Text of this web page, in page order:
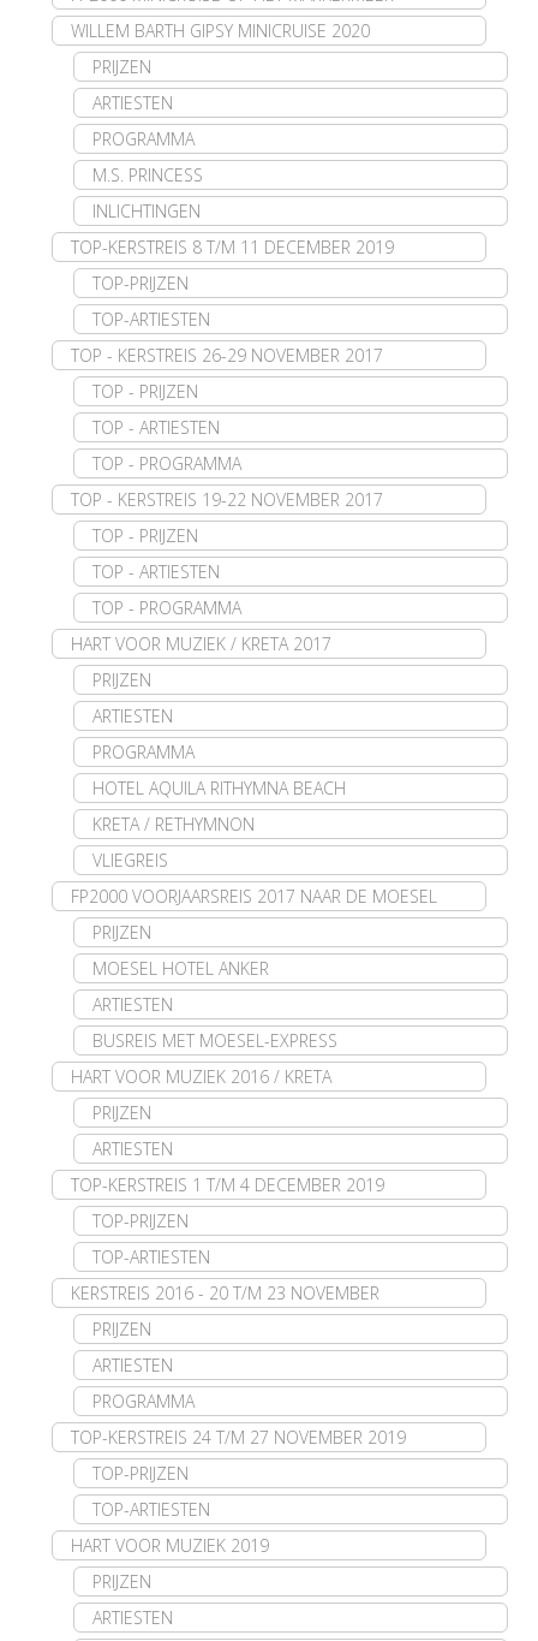
WILLEM BARTH GIPSY MINICRUISE 2020
PRIJZEN
ARTIESTEN
PROGRAMMA
M.S. PRINCESS
INLICHTINGEN
TOP-KERSTREIS 8 T/M 11 DECEMBER 2019
TOP-PRIJZEN
TOP-ARTIESTEN
TOP - KERSTREIS 26-29 NOVEMBER 2017
TOP - PRIJZEN
TOP - ARTIESTEN
TOP - PROGRAMMA
TOP - KERSTREIS 19-22 NOVEMBER 2017
TOP - PRIJZEN
TOP - ARTIESTEN
TOP - PROGRAMMA
HART VOOR MUZIEK / KRETA 2017
PRIJZEN
ARTIESTEN
PROGRAMMA
HOTEL AQUILA RITHYMNA BEACH
KRETA / RETHYMNON
VLIEGREIS
FP2000 VOORJAARSREIS 2017 NAAR DE MOESEL
PRIJZEN
MOESEL HOTEL ANKER
ARTIESTEN
BUSREIS MET MOESEL-EXPRESS
HART VOOR MUZIEK 2016 / KRETA
PRIJZEN
ARTIESTEN
TOP-KERSTREIS 1 T/M 4 DECEMBER 2019
TOP-PRIJZEN
TOP-ARTIESTEN
KERSTREIS 2016 - 20 T/M 23 NOVEMBER
PRIJZEN
ARTIESTEN
PROGRAMMA
TOP-KERSTREIS 24 T/M 27 NOVEMBER 2019
TOP-PRIJZEN
TOP-ARTIESTEN
HART VOOR MUZIEK 2019
PRIJZEN
ARTIESTEN